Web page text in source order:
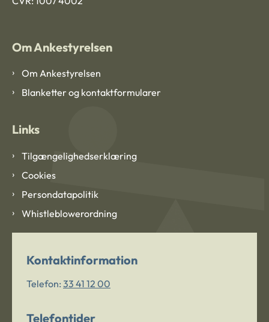
Om Ankestyrelsen
Om Ankestyrelsen
Blanketter og kontaktformularer
Links
Tilgængelighedserklæring
Cookies
Persondatapolitik
Whistleblowerordning
Kontaktinformation
Telefon: 33 41 12 00
Telefontider